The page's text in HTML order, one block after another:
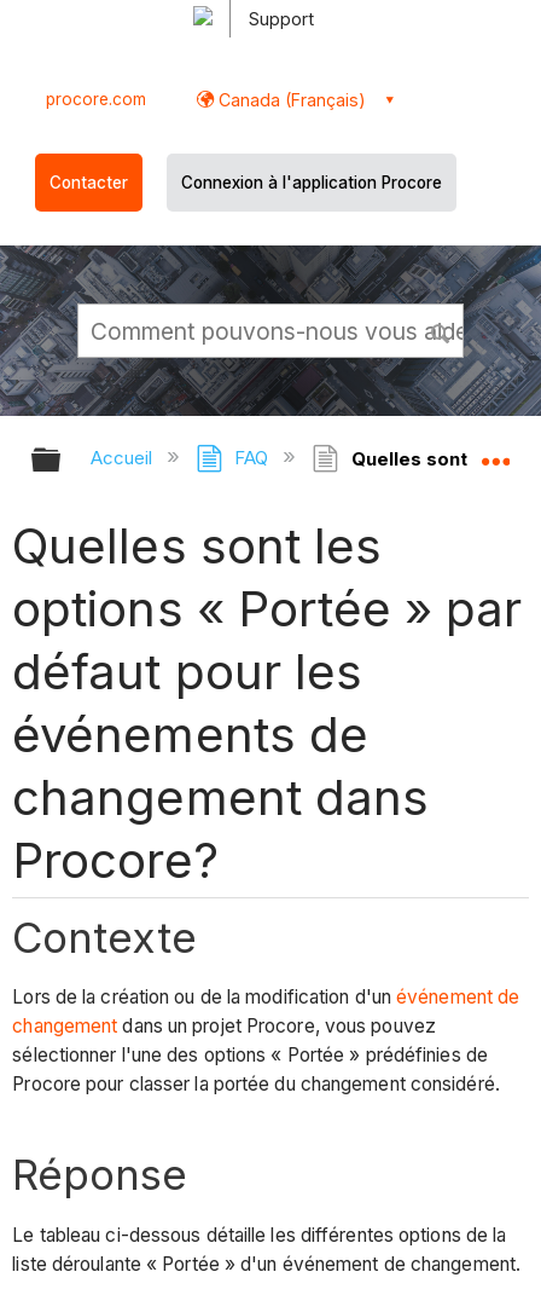
Support
procore.com Canada (Français)
Contacter Connexion à l'application Procore
Développer/réduire la hiérarchie
Accueil FAQ Quelles sont les
Quelles sont les
options « Portée » par
défaut pour les
événements de
changement dans
Procore?
Contexte
Lors de la création ou de la modification d'unévénement de
changement dans un projet Procore, vous pouvez
sélectionner l'une des options « Portée » prédéfinies de
Procore pour classer la portée du changement considéré.
Réponse
Le tableau ci-dessous détaille les différentes options de la
liste déroulante « Portée » d'un événement de changement.